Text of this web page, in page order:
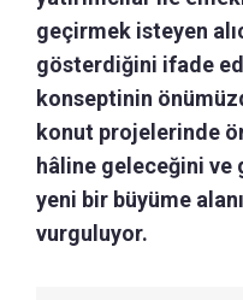
geçirmek isteyen
gösterdiğini ifade
konseptinin
konut projelerinde
hâline geleceğini
yeni bir büyüme
vurguluyor.